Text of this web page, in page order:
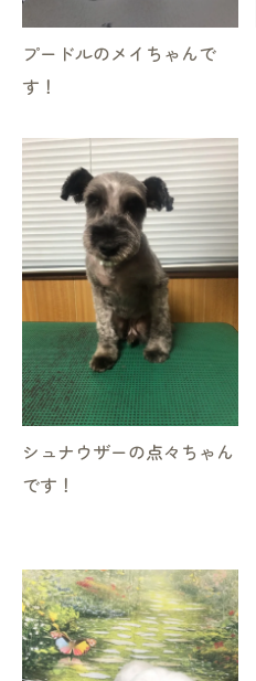
プードルのメイちゃんで
す！
シュナウザーの点々ちゃん
です！